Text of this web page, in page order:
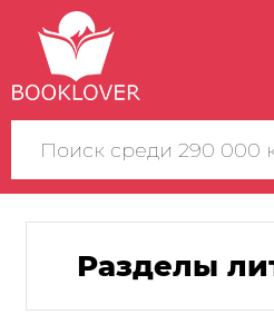
Поиск
по
сайту
Разделы